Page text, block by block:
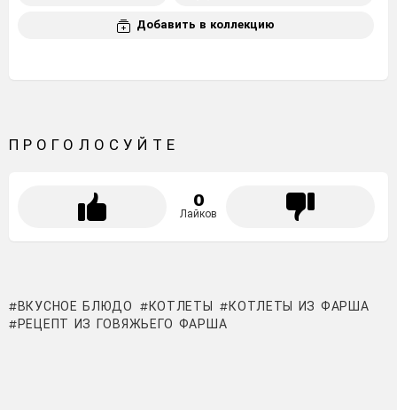
Добавить в коллекцию
ПРОГОЛОСУЙТЕ
0
Лайков
ВКУСНОЕ БЛЮДО КОТЛЕТЫ
КОТЛЕТЫ ИЗ ФАРША
РЕЦЕПТ ИЗ ГОВЯЖЬЕГО ФАРША